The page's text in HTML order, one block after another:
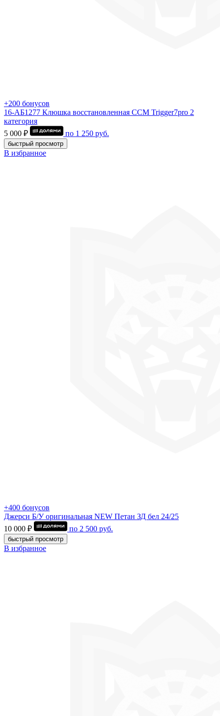
+200 бонусов
16-АБ1277 Клюшка восстановленная ССМ Trigger7pro 2
категория
5 000 ₽
по 1 250 руб.
быстрый просмотр
В избранное
+400 бонусов
Джерси Б/У оригинальная NEW Петан ЗД бел 24/25
10 000 ₽
по 2 500 руб.
быстрый просмотр
В избранное